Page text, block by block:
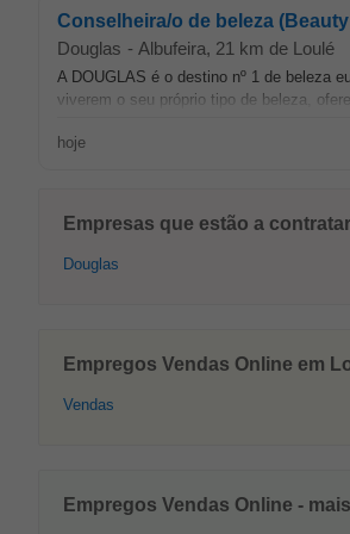
Conselheira/o de beleza
Douglas - Albufeira, 21 km de Loulé
A DOUGLAS é o destino nº 1 de beleza
viverem o seu próprio tipo de beleza,
hoje
Empresas que estão a
Douglas
Empregos Vendas Online em
Vendas
Empregos Vendas Online -